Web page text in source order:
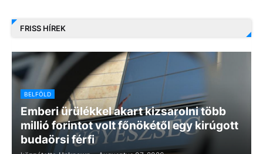
FRISS HÍREK
BELFÖLD
Emberi ürülékkel akart kizsarolni több
millió forintot volt főnökétől egy kirúgott
budaörsi férfi